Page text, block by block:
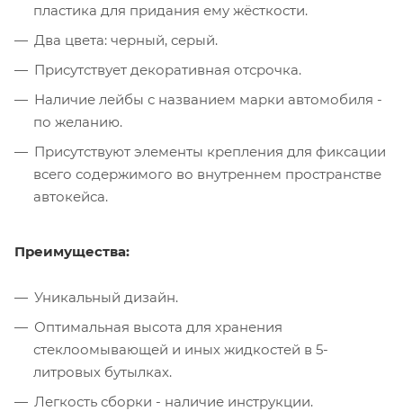
пластика для придания ему жёсткости.
Два цвета: черный, серый.
Присутствует декоративная отсрочка.
Наличие лейбы с названием марки автомобиля -
по желанию.
Присутствуют элементы крепления для фиксации
всего содержимого во внутреннем пространстве
автокейса.
Преимущества:
Уникальный дизайн.
Оптимальная высота для хранения
стеклоомывающей и иных жидкостей в 5-
литровых бутылках.
Легкость сборки - наличие инструкции.